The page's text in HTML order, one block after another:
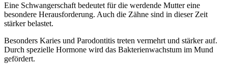
Eine Schwangerschaft bedeutet für die werdende Mutter eine
besondere Herausforderung. Auch die Zähne sind in dieser Zeit
stärker belastet.
Besonders Karies und Parodontitis treten vermehrt und stärker auf.
Durch spezielle Hormone wird das Bakterienwachstum im Mund
gefördert.